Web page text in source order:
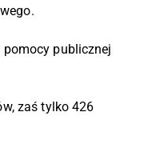
pomocy publicznej
zaś tylko 426